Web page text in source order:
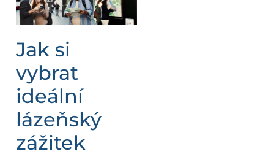
Jak si
vybrat
ideální
lázeňský
zážitek